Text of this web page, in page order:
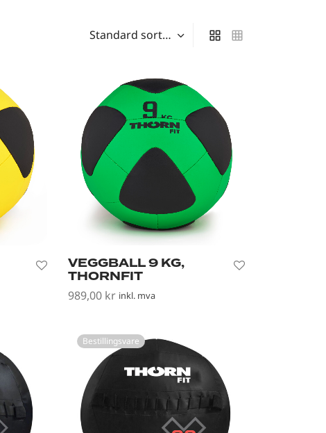
VEGGBALL 9 KG,
THORNFIT
989,00 kr inkl. mva
Bestillingsvare